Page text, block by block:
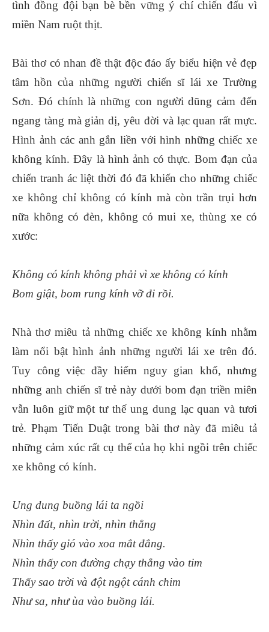
tình đồng đội bạn bè bền vững ý chí chiến đấu vì
miền Nam ruột thịt.
Bài thơ có nhan đề thật độc đáo ấy biểu hiện vẻ đẹp
tâm hồn của những người chiến sĩ lái xe Trường
Sơn. Đó chính là những con người dũng cảm đến
ngang tàng mà giản dị, yêu đời và lạc quan rất mực.
Hình ảnh các anh gắn liền với hình những chiếc xe
không kính. Đây là hình ảnh có thực. Bom đạn của
chiến tranh ác liệt thời đó đã khiến cho những chiếc
xe không chỉ không có kính mà còn trần trụi hơn
nữa không có đèn, không có mui xe, thùng xe có
xước:
Không có kính không phải vì xe không có kính
Bom giật, bom rung kính vỡ đi rồi.
Nhà thơ miêu tả những chiếc xe không kính nhằm
làm nổi bật hình ảnh những người lái xe trên đó.
Tuy công việc đầy hiểm nguy gian khổ, nhưng
những anh chiến sĩ trẻ này dưới bom đạn triền miên
vẫn luôn giữ một tư thế ung dung lạc quan và tươi
trẻ. Phạm Tiến Duật trong bài thơ này đã miêu tả
những cảm xúc rất cụ thể của họ khi ngồi trên chiếc
xe không có kính.
Ung dung buồng lái ta ngồi
Nhìn đất, nhìn trời, nhìn thẳng
Nhìn thấy gió vào xoa mắt đắng.
Nhìn thấy con đường chạy thẳng vào tim
Thấy sao trời và đột ngột cánh chim
Như sa, như ùa vào buồng lái.